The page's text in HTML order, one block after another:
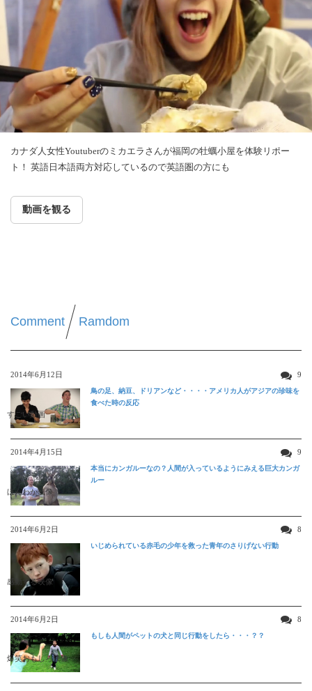
カナダ人女性Youtuberのミカエラさんが福岡の牡蠣小屋を体験リポー
ト！ 英語日本語両方対応しているので英語圏の方にも
動画を観る
Comment Ramdom
2014年6月12日 9
すごい動画
鳥の足、納豆、ドリアンなど・・・・アメリカ人がアジアの珍味を
食べた時の反応
2014年4月15日 9
ほんわか映像
本当にカンガルーなの？人間が入っているようにみえる巨大カンガ
ルー
2014年6月2日 8
感動する映像
いじめられている赤毛の少年を救った青年のさりげない行動
2014年6月2日 8
爆笑おもしろ映像
もしも人間がペットの犬と同じ行動をしたら・・・？？